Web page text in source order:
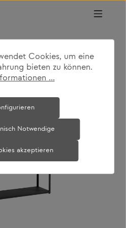
wohnen regale & schränke
Cookies, um eine
bieten zu können.
...
Notwendige
akzeptieren